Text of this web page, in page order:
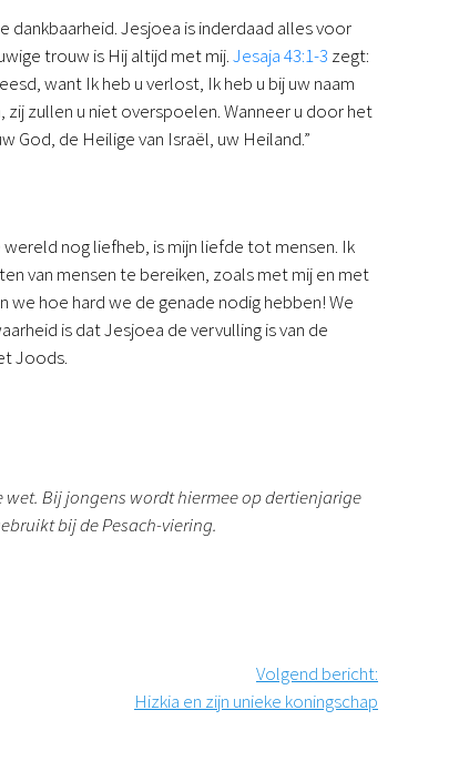
dankbaarheid. Jesjoea is inderdaad alles voor
trouw is Hij altijd met mij.Jesaja 43:1-3 zegt:
want Ik heb u verlost, Ik heb u bij uw naam
zij zullen u niet overspoelen. Wanneer u door het
God, de Heilige van Israël, uw Heiland.”
wereld nog liefheb, is mijn liefde tot mensen. Ik
van mensen te bereiken, zoals met mij en met
hoe hard we de genade nodig hebben! We
is dat Jesjoea de vervulling is van de
Joods.
Bij jongens wordt hiermee op dertienjarige
bij de Pesach-viering.
Volgend bericht:
Hizkia en zijn unieke koningschap